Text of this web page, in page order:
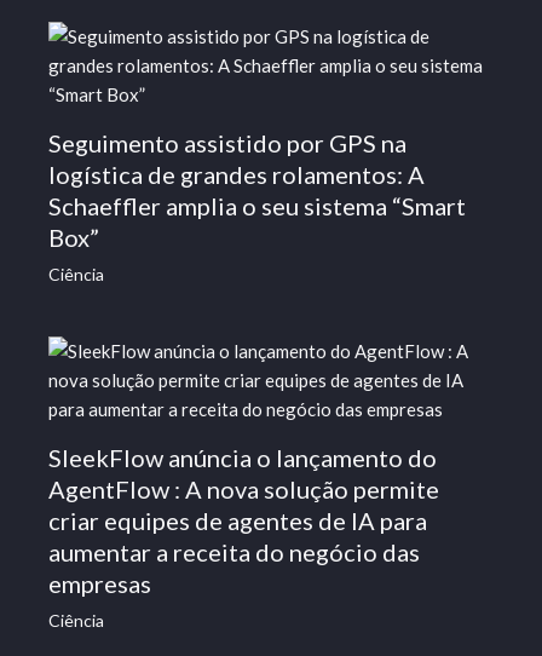
Seguimento assistido por GPS na
logística de grandes rolamentos: A
Schaeffler amplia o seu sistema “Smart
Box”
Ciência
SleekFlow anúncia o lançamento do
AgentFlow : A nova solução permite
criar equipes de agentes de IA para
aumentar a receita do negócio das
empresas
Ciência